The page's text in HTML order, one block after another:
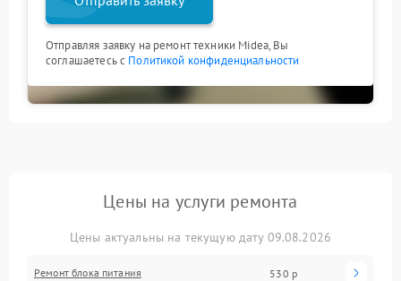
Отправляя заявку на ремонт техники Midea, Вы
соглашаетесь с Политикой конфиденциальности
Цены на услуги ремонта
Цены актуальны на текущую дату 09.08.2026
Ремонт блока питания 530 р